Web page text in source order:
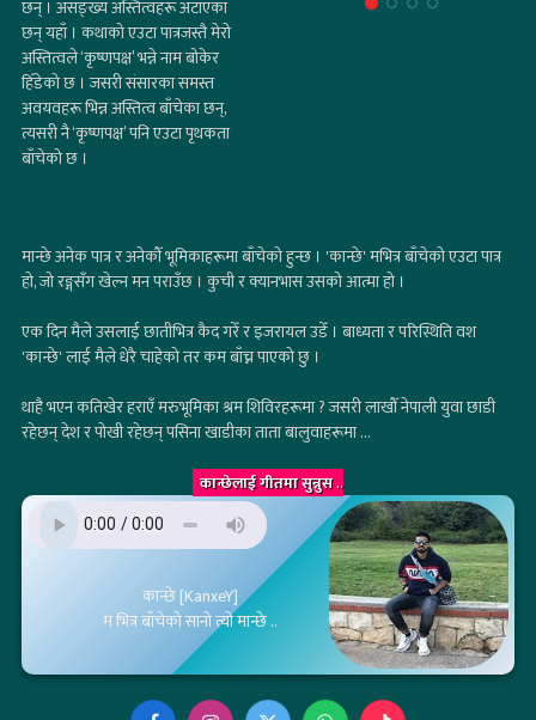
छन् । असङ्ख्य अस्तित्वहरू अटाएका
छन् यहाँ । कथाको एउटा पात्रजस्तै मेरो
अस्तित्वले ‘कृष्णपक्ष’ भन्ने नाम बोकेर
हिँडेको छ । जसरी संसारका समस्त
अवयवहरू भिन्न अस्तित्व बाँचेका छन्,
त्यसरी नै ‘कृष्णपक्ष’ पनि एउटा पृथकता
बाँचेको छ ।
मान्छे अनेक पात्र र अनेकौँ भूमिकाहरूमा बाँचेको हुन्छ । 'कान्छे' मभित्र बाँचेको एउटा पात्र
हो, जो रङ्गसँग खेल्न मन पराउँछ । कुची र क्यानभास उसको आत्मा हो ।
एक दिन मैले उसलाई छातीभित्र कैद गरेँ र इजरायल उडेँ । बाध्यता र परिस्थिति वश
'कान्छे' लाई मैले धेरै चाहेको तर कम बाँच्न पाएको छु ।
थाहै भएन कतिखेर हराएँ मरुभूमिका श्रम शिविरहरूमा ? जसरी लाखौँ नेपाली युवा छाडी
रहेछन् देश र पोखी रहेछन् पसिना खाडीका ताता बालुवाहरूमा ...
कान्छेलाई गीतमा सुन्नुस..
कान्छे [KanxeY]
म भित्र बाँचेको सानो त्यो मान्छे ..